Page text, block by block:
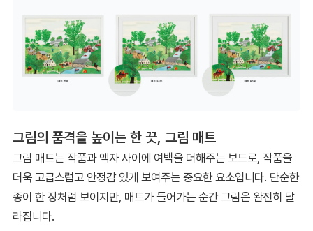
그림의 품격을 높이는 한 끗, 그림 매트
그림 매트는 작품과 액자 사이에 여백을 더해주는 보드로, 작품을
더욱 고급스럽고 안정감 있게 보여주는 중요한 요소입니다. 단순한
종이 한 장처럼 보이지만, 매트가 들어가는 순간 그림은 완전히 달
라집니다.